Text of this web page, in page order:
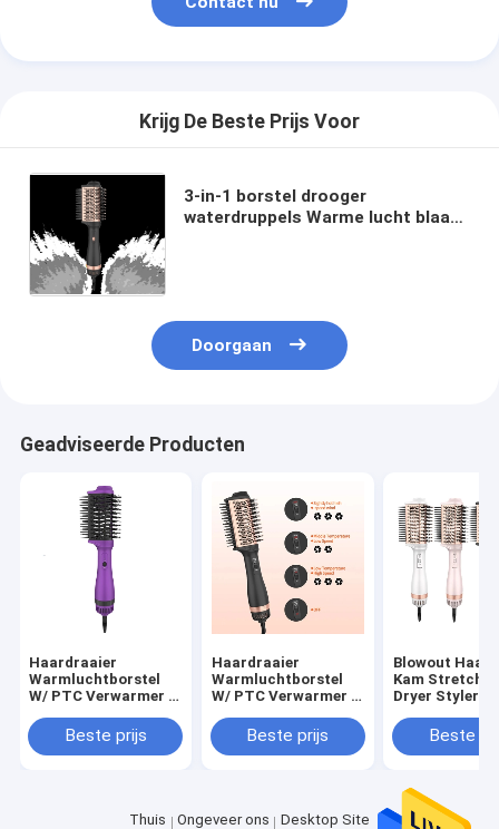
Krijg De Beste Prijs Voor
3-in-1 borstel drooger
waterdruppels Warme lucht blaas
Doorgaan
Geadviseerde Producten
Haardraaier
Warmluchtborstel
W/ PTC Verwarmer 3
Straightening Brush
Met 3
Beste prijs
Haardraaier
Warmluchtborstel
W/ PTC Verwarmer 3
Straightening Brush
Met 3
Beste prijs
Blowout
Kam
Dryer Styler
Volumizer
Beste
Thuis Ongeveer ons Desktop Site